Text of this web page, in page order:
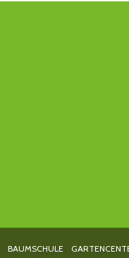
BAUMSCHULE